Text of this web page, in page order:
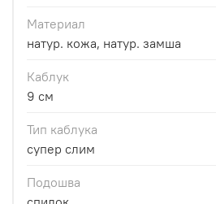
Материал
натур. кожа, натур. замша
Каблук
9 см
Тип каблука
супер слим
Подошва